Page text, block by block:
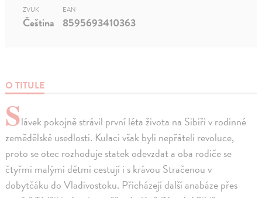
O TITULE
Slávek pokojně strávil první léta života na Sibiři v rodinné
zemědělské usedlosti. Kulaci však byli nepřáteli revoluce,
proto se otec rozhoduje statek odevzdat a oba rodiče se
čtyřmi malými dětmi cestují i s krávou Stračenou v
dobytčáku do Vladivostoku. Přicházejí další anabáze přes
ZVUK
Čeština
EAN
8595693410363